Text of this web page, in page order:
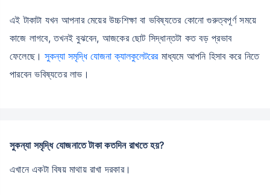
এই টাকাটা যখন আপনার মেয়ের উচ্চশিক্ষা বা ভবিষ্যতের কোনো গুরুত্বপূর্ণ সময়ে
কাজে লাগবে, তখনই বুঝবেন, আজকের ছোট সিদ্ধান্তটা কত বড় প্রভাব
ফেলেছে।সুকন্যা সমৃদ্ধি যোজনা ক্যালকুলেটরেরমাধ্যমে আপনি হিসাব করে নিতে
পারবেন ভবিষ্যতের লাভ।
সুকন্যা সমৃদ্ধি যোজনাতে টাকা কতদিন রাখতে হয়?
এখানে একটা বিষয় মাথায় রাখা দরকার।